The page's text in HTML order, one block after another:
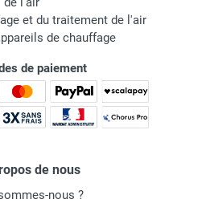
et du traitement de l'air
de chauffage
de paiement
de nous
nous ?